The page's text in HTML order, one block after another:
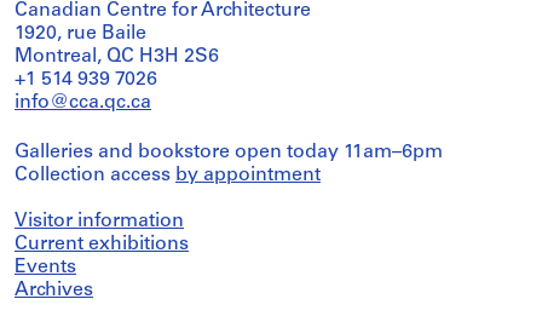
Canadian Centre for Architecture
1920, rue Baile
Montreal, QC H3H 2S6
+1 514 939 7026
info@cca.qc.ca
Galleries and bookstore open today 11am–6pm
Collection access by appointment
Visitor information
Current exhibitions
Events
Archives